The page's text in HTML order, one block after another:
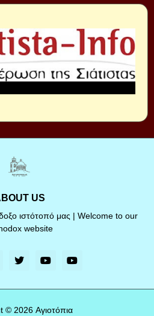
US
ιστότοπό μας | Welcome to our
website
© 2026 Αγιοτόπια